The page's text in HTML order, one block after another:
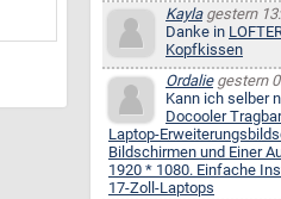
Kaylagestern
Danke in
Kopfkissen
Ordaliegestern
Kann ich selber
Docooler
Laptop-
Bildschirmen und Einer
1920 * 1080. Einfache
17-Zoll-Laptops